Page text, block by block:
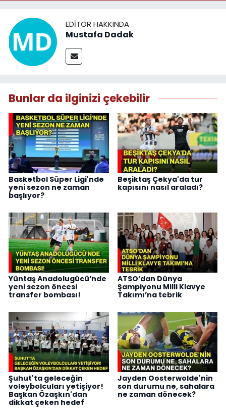
EDITÖR HAKKINDA
Mustafa Dadak
Bunlar da ilginizi çekebilir
Basketbol Süper Ligi'nde
yeni sezon ne zaman
başlıyor?
Beşiktaş Çekya'da tur
kapısını nasıl araladı?
Yüntaş Anadolugücü’nde
yeni sezon öncesi
transfer bombası!
ATSO’dan Dünya
Şampiyonu Milli Klavye
Takımı’na tebrik
Şuhut'ta geleceğin
voleybolcuları yetişiyor!
Başkan Özaşkın'dan
dikkat çeken hedef
Jayden Oosterwolde'nin
son durumu ne, sahalara
ne zaman dönecek?